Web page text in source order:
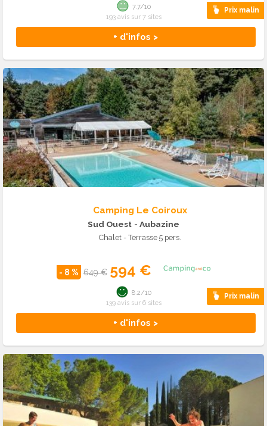
Prix malin
+ d'infos >
7.7/10
193 avis sur 7 sites
Camping Le Coiroux
Sud Ouest - Aubazine
Chalet - Terrasse 5 pers.
- 8 % 649 € 594 €
Prix malin
+ d'infos >
8.2/10
139 avis sur 6 sites